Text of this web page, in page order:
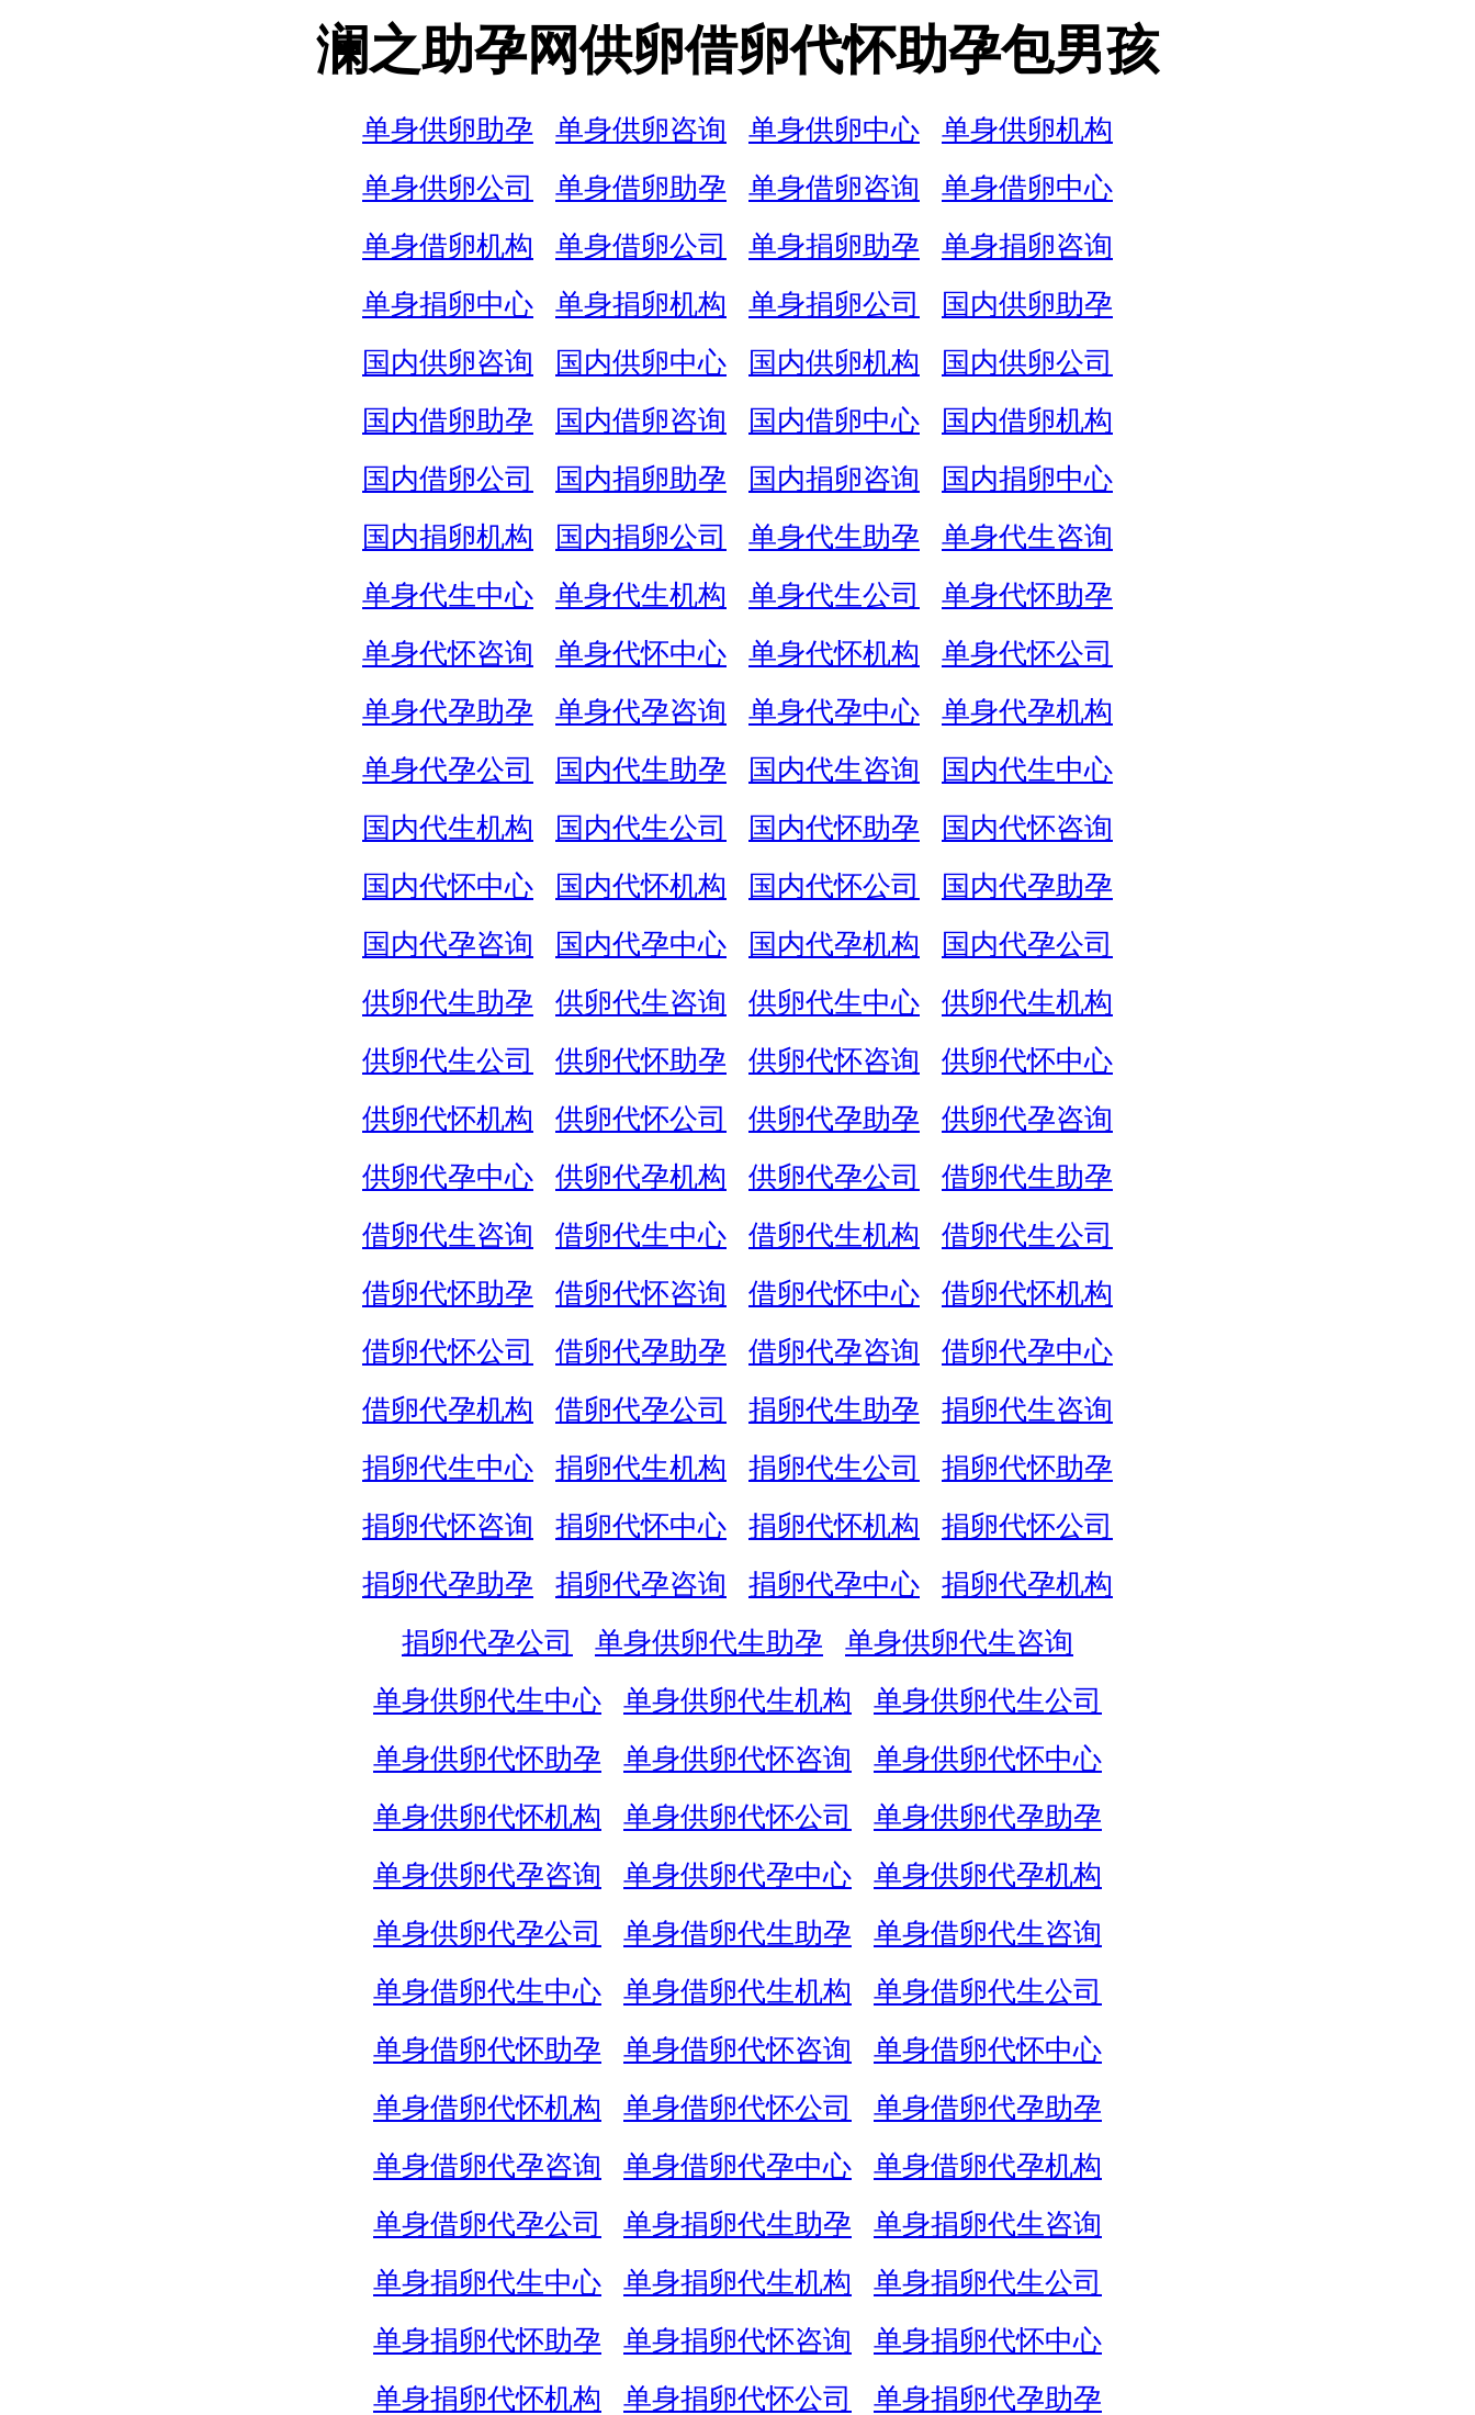
澜之助孕网供卵借卵代怀助孕包男孩
单身供卵助孕 单身供卵咨询 单身供卵中心
单身供卵机构
单身供卵公司
单身借卵助孕 单身借卵咨询
单身借卵中心
单身借卵机构
单身借卵公司 单身捐卵助孕
单身捐卵咨询
单身捐卵中心
单身捐卵机构 单身捐卵公司
国内供卵助孕
国内供卵咨询
国内供卵中心 国内供卵机构
国内供卵公司
国内借卵助孕
国内借卵咨询 国内借卵中心
国内借卵机构
国内借卵公司
国内捐卵助孕 国内捐卵咨询
国内捐卵中心
国内捐卵机构
国内捐卵公司 单身代生助孕
单身代生咨询
单身代生中心
单身代生机构 单身代生公司
单身代怀助孕
单身代怀咨询
单身代怀中心 单身代怀机构
单身代怀公司
单身代孕助孕
单身代孕咨询 单身代孕中心
单身代孕机构
单身代孕公司
国内代生助孕 国内代生咨询
国内代生中心
国内代生机构
国内代生公司 国内代怀助孕
国内代怀咨询
国内代怀中心
国内代怀机构 国内代怀公司
国内代孕助孕
国内代孕咨询
国内代孕中心 国内代孕机构
国内代孕公司
供卵代生助孕
供卵代生咨询 供卵代生中心
供卵代生机构
供卵代生公司
供卵代怀助孕 供卵代怀咨询
供卵代怀中心
供卵代怀机构
供卵代怀公司 供卵代孕助孕
供卵代孕咨询
供卵代孕中心
供卵代孕机构 供卵代孕公司
借卵代生助孕
借卵代生咨询
借卵代生中心 借卵代生机构
借卵代生公司
借卵代怀助孕
借卵代怀咨询 借卵代怀中心
借卵代怀机构
借卵代怀公司
借卵代孕助孕 借卵代孕咨询
借卵代孕中心
借卵代孕机构
借卵代孕公司 捐卵代生助孕
捐卵代生咨询
捐卵代生中心
捐卵代生机构 捐卵代生公司
捐卵代怀助孕
捐卵代怀咨询
捐卵代怀中心 捐卵代怀机构
捐卵代怀公司
捐卵代孕助孕
捐卵代孕咨询 捐卵代孕中心
捐卵代孕机构
捐卵代孕公司
单身供卵代生助孕
单身供卵代生咨询
单身供卵代生中心
单身供卵代生机构
单身供卵代生公司
单身供卵代怀助孕
单身供卵代怀咨询
单身供卵代怀中心
单身供卵代怀机构
单身供卵代怀公司
单身供卵代孕助孕
单身供卵代孕咨询
单身供卵代孕中心
单身供卵代孕机构
单身供卵代孕公司
单身借卵代生助孕
单身借卵代生咨询
单身借卵代生中心
单身借卵代生机构
单身借卵代生公司
单身借卵代怀助孕
单身借卵代怀咨询
单身借卵代怀中心
单身借卵代怀机构
单身借卵代怀公司
单身借卵代孕助孕
单身借卵代孕咨询
单身借卵代孕中心
单身借卵代孕机构
单身借卵代孕公司
单身捐卵代生助孕
单身捐卵代生咨询
单身捐卵代生中心
单身捐卵代生机构
单身捐卵代生公司
单身捐卵代怀助孕
单身捐卵代怀咨询
单身捐卵代怀中心
单身捐卵代怀机构
单身捐卵代怀公司
单身捐卵代孕助孕